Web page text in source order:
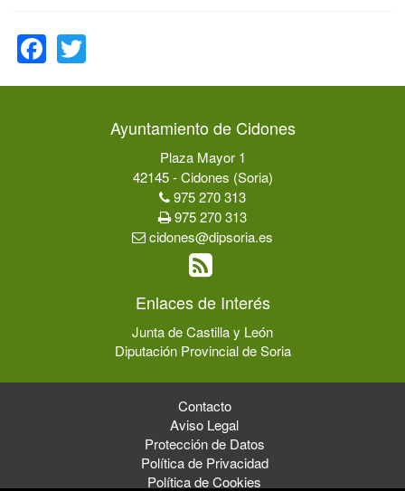
Facebook
Ayuntamiento de Cidones
Plaza Mayor 1
42145 - Cidones (Soria)
975 270 313
975 270 313
cidones@dipsoria.es
Enlaces de Interés
Junta de Castilla y León
Diputación Provincial de Soria
Contacto
Aviso Legal
Protección de Datos
Política de Privacidad
Política de Cookies